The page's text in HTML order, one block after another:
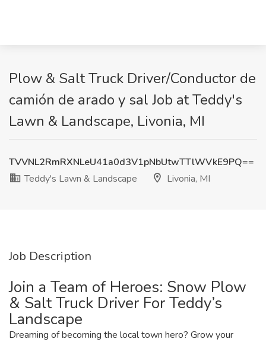
Plow & Salt Truck Driver/Conductor de
camión de arado y sal Job at Teddy's
Lawn & Landscape, Livonia, MI
TVVNL2RmRXNLeU41a0d3V1pNbUtwTTlWVkE9PQ==
Teddy's Lawn & Landscape
Livonia, MI
Job Description
Join a Team of Heroes: Snow Plow
& Salt Truck Driver For Teddy’s
Landscape
Dreaming of becoming the local town hero? Grow your